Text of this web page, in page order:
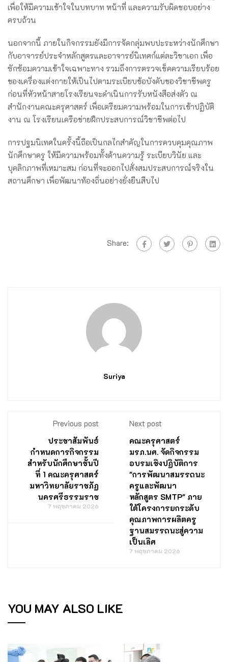
เพื่อให้มีความเข้าใจในบทบาท หน้าที่ และความรับผิดชอบอย่าง
ครบถ้วน
นอกจากนี้ ภายในกิจกรรมยังมีการจัดกลุ่มพบปะระหว่างนักศึกษา
กับอาจารย์ประจำหลักสูตรและอาจารย์นิเทศก์แต่ละวิชาเอก เพื่อ
ซักซ้อมความเข้าใจเฉพาะทาง รวมถึงการตรวจเช็คความเรียบร้อย
ของเครื่องแต่งกายให้เป็นไปตามระเบียบข้อบังคับของวิชาชีพครู
ก่อนที่หัวหน้าสายโรงเรียนจะดำเนินการรับหนังสือส่งตัว ณ
สำนักงานคณะครุศาสตร์ เพื่อเตรียมความพร้อมในการเข้าปฏิบัติ
งาน ณ โรงเรียนเครือข่ายฝึกประสบการณ์วิชาชีพต่อไป
การปฐมนิเทศในครั้งนี้ถือเป็นกลไกสำคัญในการควบคุมคุณภาพ
นักศึกษาครู ให้มีความพร้อมทั้งด้านความรู้ ระเบียบวินัย และ
บุคลิกภาพที่เหมาะสม ก่อนที่จะออกไปสั่งสมประสบการณ์จริงใน
สถานศึกษา เพื่อพัฒนาท้องถิ่นอย่างยั่งยืนสืบไป
Share:
Suriya
Previous post
ประชาสัมพันธ์
กำหนดการกิจกรรม
สำหรับนักศึกษาชั้นปี
ที่ 1 คณะครุศาสตร์
มหาวิทยาลัยราชภัฏ
นครศรีธรรมราช
7 พฤษภาคม 2026
Next post
คณะครุศาสตร์
มรภ.นศ. จัดกิจกรรม
อบรมเชิงปฏิบัติการ
"การพัฒนาสมรรถนะ
ครูและพัฒนา
หลักสูตร SMTP" ภาย
ใต้โครงการยกระดับ
คุณภาพการผลิตครู
ฐานสมรรถนะสู่ความ
เป็นเลิศ
7 พฤษภาคม 2026
YOU MAY ALSO LIKE